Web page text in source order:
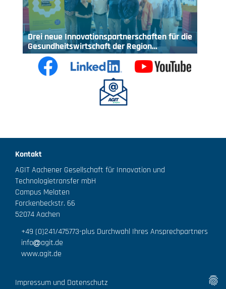
Drei neue Innovationspartnerschaften für die
Gesundheitswirtschaft der Region…
Kontakt
AGIT Aachener Gesellschaft für Innovation und
Technologietransfer mbH
Campus Melaten
Forckenbeckstr. 66
52074 Aachen
+49 (0)241/475773-plus Durchwahl Ihres Ansprechpartners
info
agit.de
www.agit.de
Impressum und Datenschutz